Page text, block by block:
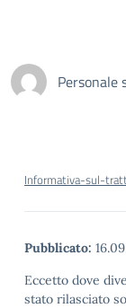
Personale
Informativa-sul-
Pubblicato:
Eccetto dove
stato rilasciato